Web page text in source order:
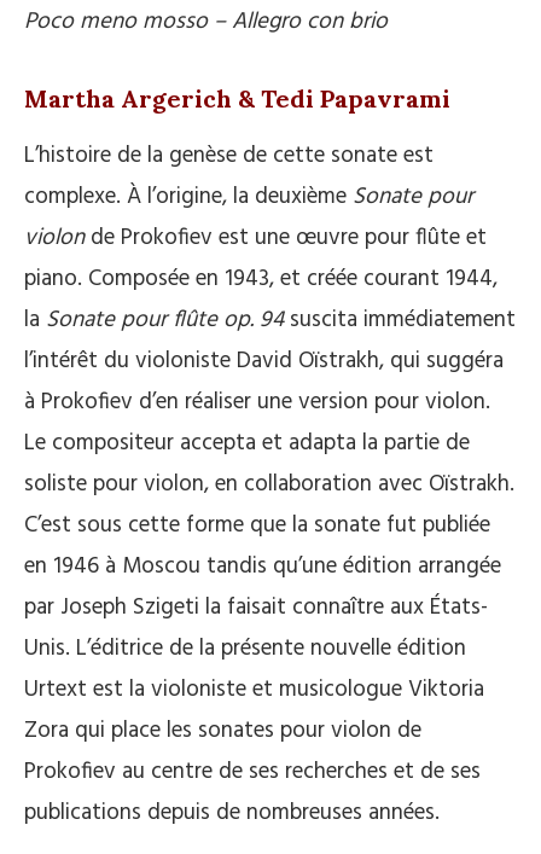
Poco meno mosso – Allegro con brio
Martha Argerich & Tedi Papavrami
L’histoire de la genèse de cette sonate est
complexe. À l’origine, la deuxième Sonate pour
violonde Prokofiev est une œuvre pour flûte et
piano. Composée en 1943, et créée courant 1944,
la Sonate pour flûte op. 94suscita immédiatement
l’intérêt du violoniste David Oïstrakh, qui suggéra
à Prokofiev d’en réaliser une version pour violon.
Le compositeur accepta et adapta la partie de
soliste pour violon, en collaboration avec Oïstrakh.
C’est sous cette forme que la sonate fut publiée
en 1946 à Moscou tandis qu’une édition arrangée
par Joseph Szigeti la faisait connaître aux États-
Unis. L’éditrice de la présente nouvelle édition
Urtext est la violoniste et musicologue Viktoria
Zora qui place les sonates pour violon de
Prokofiev au centre de ses recherches et de ses
publications depuis de nombreuses années.